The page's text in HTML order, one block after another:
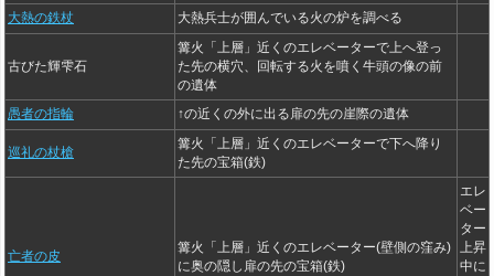
大熱の鉄杖
大熱兵士が囲んでいる火の炉を調べる
古びた輝雫石
篝火「上層」近くのエレベーターで上へ登っ
た先の横穴、回転する火を噴く牛頭の像の前
の遺体
愚者の指輪
↑の近くの外に出る扉の先の崖際の遺体
巡礼の杖槍
篝火「上層」近くのエレベーターで下へ降り
た先の宝箱(鉄)
亡者の皮
篝火「上層」近くのエレベーター(壁側の窪み)
に奥の隠し扉の先の宝箱(鉄)
エレ
ベー
ター
上昇
中に